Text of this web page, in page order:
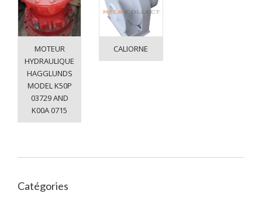
MOTEUR
HYDRAULIQUE
HAGGLUNDS
MODEL K50P
03729 AND
K00A 0715
CALIORNE
Catégories